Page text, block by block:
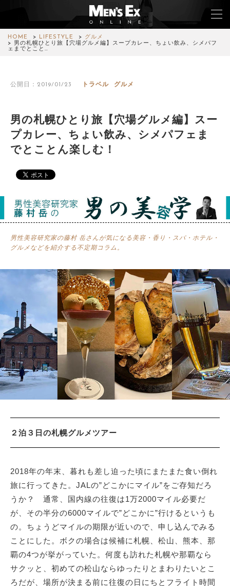
HOME LIFESTYLE
グルメ
男の札幌ひとり旅【穴場グルメ編】スープカレー、ちょい飲み、シメパフ
ェまでとこと…
公開日：2019/01/23 トラベル グルメ
男の札幌ひとり旅【穴場グルメ編】スー
プカレー、ちょい飲み、シメパフェま
でとことん楽しむ！
男性美容研究家の藤村 岳さんが気になる美容・香り・スパ・ホテル・
グルメなどを紹介する不定期コラム。
２泊３日の札幌グルメツアー
2018年の年末、暮れも差し迫った頃にまたまた食い倒れ
旅に行ってきた。JALの”どこかにマイル”をご存知だろ
うか？ 通常、国内線の往復は1万2000マイル必要だ
が、その半分の6000マイルで”どこかに”行けるというも
の。ちょうどマイルの期限が近いので、申し込んでみる
ことにした。ボクの場合は候補に札幌、松山、熊本、那
覇の4つが挙がっていた。何度も訪れた札幌や那覇なら
サクッと、初めての松山ならゆったりとまわりたいとこ
ろだが、場所が決まる前に往復の日にちとフライト時間
FASHION
WATCH
CAR&BIKE
COLUMN
MAGAZINE